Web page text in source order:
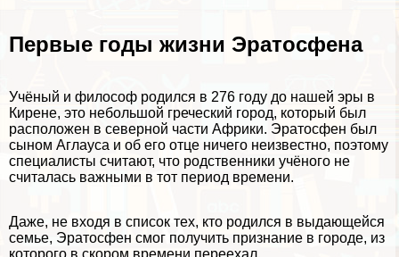
Первые годы жизни Эратосфена
Учёный и философ родился в 276 году до нашей эры в
Кирене, это небольшой греческий город, который был
расположен в северной части Африки. Эратосфен был
сыном Аглауса и об его отце ничего неизвестно, поэтому
специалисты считают, что родственники учёного не
считалась важными в тот период времени.
Даже, не входя в список тех, кто родился в выдающейся
семье, Эратосфен смог получить признание в городе, из
которого в скором времени переехал.